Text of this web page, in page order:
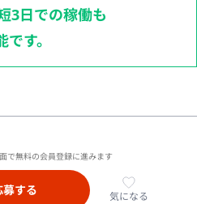
3日での稼働も
です。
で無料の会員登録に進みます
募する 気になる